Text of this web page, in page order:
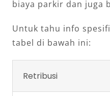
biaya parkir dan juga
Untuk tahu info
tabel di bawah ini:
Retribusi